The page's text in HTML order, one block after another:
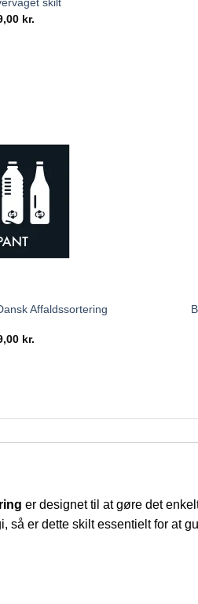
kr.
Affaldssortering
kr.
er designet til at gøre det
er dette skilt essentielt for at